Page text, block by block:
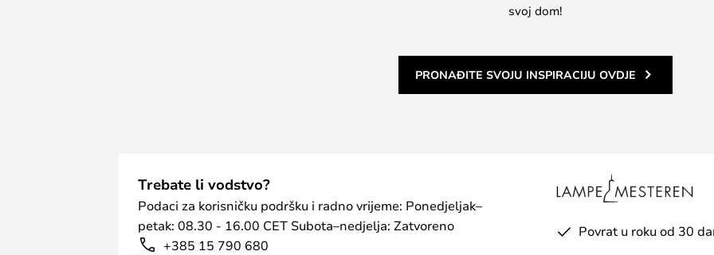
3-stupanjska žarulja može se koristiti i u visećoj svjetiljci; jednostavno upotrijebite zidni
svoj dom!
PRONAĐITE SVOJU INSPIRACIJU OVDJE
Trebate li vodstvo?
Podaci za korisničku podršku i radno vrijeme: Ponedjeljak–
petak: 08.30 - 16.00 CET Subota–nedjelja: Zatvoreno
+385 15 790 680
Povrat u roku od 30